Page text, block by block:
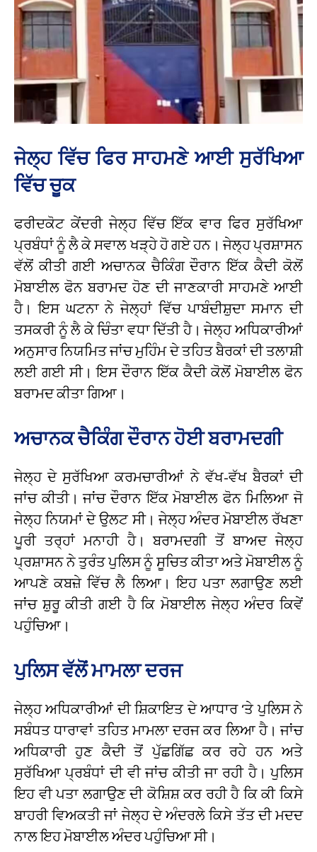
ਜੇਲ੍ਹ ਵਿੱਚ ਫਿਰ ਸਾਹਮਣੇ ਆਈ ਸੁਰੱਖਿਆ
ਵਿੱਚ ਚੂਕ
ਫਰੀਦਕੋਟ ਕੇਂਦਰੀ ਜੇਲ੍ਹ ਵਿੱਚ ਇੱਕ ਵਾਰ ਫਿਰ ਸੁਰੱਖਿਆ
ਪ੍ਰਬੰਧਾਂ ਨੂੰ ਲੈ ਕੇ ਸਵਾਲ ਖੜ੍ਹੇ ਹੋ ਗਏ ਹਨ। ਜੇਲ੍ਹ ਪ੍ਰਸ਼ਾਸਨ
ਵੱਲੋਂ ਕੀਤੀ ਗਈ ਅਚਾਨਕ ਚੈਕਿੰਗ ਦੌਰਾਨ ਇੱਕ ਕੈਦੀ ਕੋਲੋਂ
ਮੋਬਾਈਲ ਫੋਨ ਬਰਾਮਦ ਹੋਣ ਦੀ ਜਾਣਕਾਰੀ ਸਾਹਮਣੇ ਆਈ
ਹੈ। ਇਸ ਘਟਨਾ ਨੇ ਜੇਲ੍ਹਾਂ ਵਿੱਚ ਪਾਬੰਦੀਸ਼ੁਦਾ ਸਮਾਨ ਦੀ
ਤਸਕਰੀ ਨੂੰ ਲੈ ਕੇ ਚਿੰਤਾ ਵਧਾ ਦਿੱਤੀ ਹੈ। ਜੇਲ੍ਹ ਅਧਿਕਾਰੀਆਂ
ਅਨੁਸਾਰ ਨਿਯਮਿਤ ਜਾਂਚ ਮੁਹਿੰਮ ਦੇ ਤਹਿਤ ਬੈਰਕਾਂ ਦੀ ਤਲਾਸ਼ੀ
ਲਈ ਗਈ ਸੀ। ਇਸ ਦੌਰਾਨ ਇੱਕ ਕੈਦੀ ਕੋਲੋਂ ਮੋਬਾਈਲ ਫੋਨ
ਬਰਾਮਦ ਕੀਤਾ ਗਿਆ।
ਅਚਾਨਕ ਚੈਕਿੰਗ ਦੌਰਾਨ ਹੋਈ ਬਰਾਮਦਗੀ
ਜੇਲ੍ਹ ਦੇ ਸੁਰੱਖਿਆ ਕਰਮਚਾਰੀਆਂ ਨੇ ਵੱਖ-ਵੱਖ ਬੈਰਕਾਂ ਦੀ
ਜਾਂਚ ਕੀਤੀ। ਜਾਂਚ ਦੌਰਾਨ ਇੱਕ ਮੋਬਾਈਲ ਫੋਨ ਮਿਲਿਆ ਜੋ
ਜੇਲ੍ਹ ਨਿਯਮਾਂ ਦੇ ਉਲਟ ਸੀ। ਜੇਲ੍ਹ ਅੰਦਰ ਮੋਬਾਈਲ ਰੱਖਣਾ
ਪੂਰੀ ਤਰ੍ਹਾਂ ਮਨਾਹੀ ਹੈ। ਬਰਾਮਦਗੀ ਤੋਂ ਬਾਅਦ ਜੇਲ੍ਹ
ਪ੍ਰਸ਼ਾਸਨ ਨੇ ਤੁਰੰਤ ਪੁਲਿਸ ਨੂੰ ਸੂਚਿਤ ਕੀਤਾ ਅਤੇ ਮੋਬਾਈਲ ਨੂੰ
ਆਪਣੇ ਕਬਜ਼ੇ ਵਿੱਚ ਲੈ ਲਿਆ। ਇਹ ਪਤਾ ਲਗਾਉਣ ਲਈ
ਜਾਂਚ ਸ਼ੁਰੂ ਕੀਤੀ ਗਈ ਹੈ ਕਿ ਮੋਬਾਈਲ ਜੇਲ੍ਹ ਅੰਦਰ ਕਿਵੇਂ
ਪਹੁੰਚਿਆ।
ਪੁਲਿਸ ਵੱਲੋਂ ਮਾਮਲਾ ਦਰਜ
ਜੇਲ੍ਹ ਅਧਿਕਾਰੀਆਂ ਦੀ ਸ਼ਿਕਾਇਤ ਦੇ ਆਧਾਰ ‘ਤੇ ਪੁਲਿਸ ਨੇ
ਸਬੰਧਤ ਧਾਰਾਵਾਂ ਤਹਿਤ ਮਾਮਲਾ ਦਰਜ ਕਰ ਲਿਆ ਹੈ। ਜਾਂਚ
ਅਧਿਕਾਰੀ ਹੁਣ ਕੈਦੀ ਤੋਂ ਪੁੱਛਗਿੱਛ ਕਰ ਰਹੇ ਹਨ ਅਤੇ
ਸੁਰੱਖਿਆ ਪ੍ਰਬੰਧਾਂ ਦੀ ਵੀ ਜਾਂਚ ਕੀਤੀ ਜਾ ਰਹੀ ਹੈ। ਪੁਲਿਸ
ਇਹ ਵੀ ਪਤਾ ਲਗਾਉਣ ਦੀ ਕੋਸ਼ਿਸ਼ ਕਰ ਰਹੀ ਹੈ ਕਿ ਕੀ ਕਿਸੇ
ਬਾਹਰੀ ਵਿਅਕਤੀ ਜਾਂ ਜੇਲ੍ਹ ਦੇ ਅੰਦਰਲੇ ਕਿਸੇ ਤੱਤ ਦੀ ਮਦਦ
ਨਾਲ ਇਹ ਮੋਬਾਈਲ ਅੰਦਰ ਪਹੁੰਚਿਆ ਸੀ।